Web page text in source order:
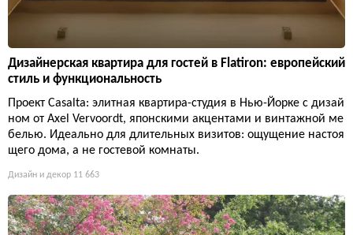
Дизайнерская квартира для гостей в Flatiron: европейский
стиль и функциональность
Проект Casalta: элитная квартира-студия в Нью-Йорке с дизай
ном от Axel Vervoordt, японскими акцентами и винтажной ме
белью. Идеально для длительных визитов: ощущение настоя
щего дома, а не гостевой комнаты.
Дизайн и декор 11 663